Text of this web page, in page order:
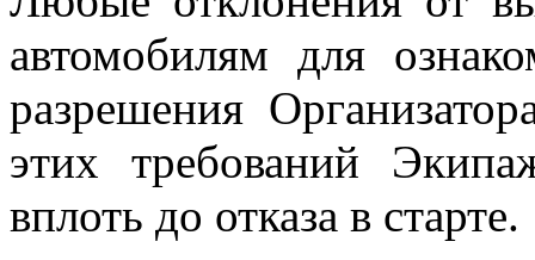
автомобилям для
разрешения
этих требований
вплоть до отказа в старте.